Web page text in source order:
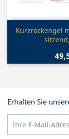

Kurzrockengel
Erhalten Sie